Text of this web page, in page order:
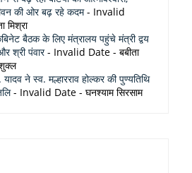
की ओर बढ़ रहे कदम- Invalid
मिश्रा
बैठक के लिए मंत्रालय पहुंचे मंत्री द्वय
श्री पंवार- Invalid Date - बबीता
ने स्व. मल्हारराव होल्कर की पुण्यतिथि
- Invalid Date - घनश्याम सिरसाम